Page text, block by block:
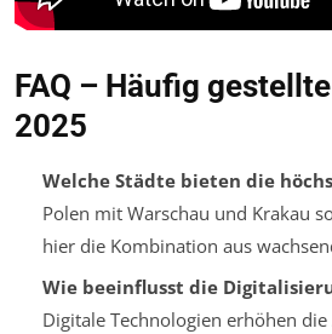
FAQ – Häufig
2025
Welche Städte bieten die
Polen mit Warschau und Krakau
hier die Kombination aus
Wie beeinflusst die
Digitale Technologien erhöhen